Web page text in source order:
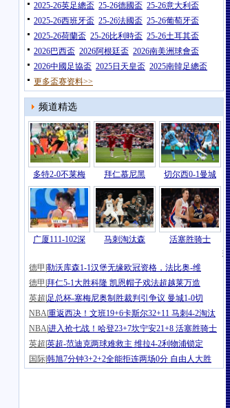
2025-26英足總盃 25-26德國盃 25-26意大利盃
2025-26西班牙盃 25-26法國盃 25-26葡萄牙盃
2025-26荷蘭盃 25-26比利時盃 25-26土耳其盃
2026巴西盃 2026阿根廷盃 2026南美洲球會盃
2026中國足協盃 2025日天皇盃 2025南韓足總盃
更多盃赛资料>>
频道精选
多特2-0不莱梅 拜仁慕尼黑 切尔西0-1曼城
广厦111-102深 马刺淘汰森
活塞胜骑士
德甲 勒沃库森1-1汉堡无缘欧冠资格，法比奥-维
德甲 拜仁5-1大胜科隆 凯恩帽子戏法超越莱万造
英超 足总杯-塞梅尼奥制胜裁判引争议 曼城1-0切
NBA重返西决！文班19+6卡斯尔32+11 马刺4-2淘汰
NBA进入抢七战！哈登23+7坎宁安21+8 活塞胜骑士
英超 英超-范迪克两球难救主 维拉4-2利物浦锁定
国际韩旭7分钟3+2+2全能拒连两场0分 自由人大胜